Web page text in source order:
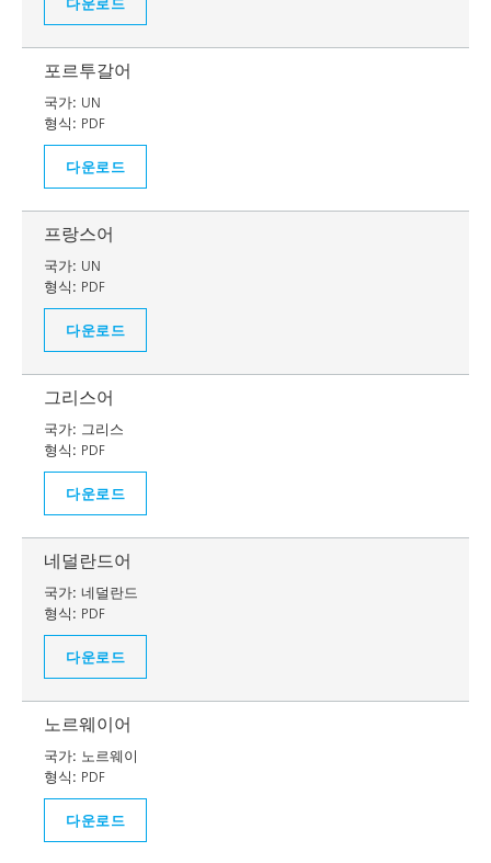
포르투갈어
국가: UN
형식: PDF
다운로드
프랑스어
국가: UN
형식: PDF
다운로드
그리스어
국가: 그리스
형식: PDF
다운로드
네덜란드어
국가: 네덜란드
형식: PDF
다운로드
노르웨이어
국가: 노르웨이
형식: PDF
다운로드